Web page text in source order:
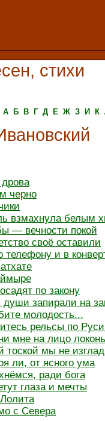
стихи
А
Б В Г Д Е Ж З И К
черно
взмахнула белым
— вечности покой
своё оставили
телефону и в
по закону
запирали на
молодость...
рельсы по
мне на лицо
тоской мы не
ли, от ясного ума
ради бога
глаза и мечты
с Севера